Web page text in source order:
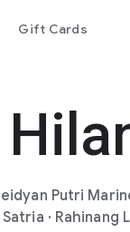
Gift Cards
Putri
· Rahinang